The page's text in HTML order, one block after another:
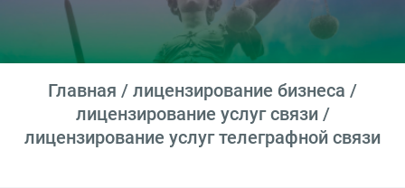
Главная / лицензирование бизнеса /
лицензирование услуг связи/
лицензирование услуг телеграфной связи